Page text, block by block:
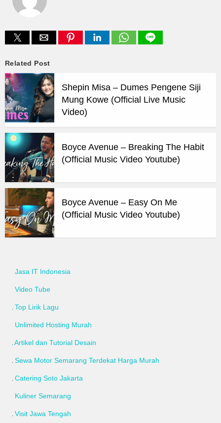
Related Post
Shepin Misa – Dumes Pengene Siji
Mung Kowe (Official Live Music
Video)
Boyce Avenue – Breaking The Habit
(Official Music Video Youtube)
Boyce Avenue – Easy On Me
(Official Music Video Youtube)
Jasa IT Indonesia
Video Tube
Top Lirik Lagu
Unlimited Hosting Murah
Artikel dan Tutorial Desain
Sewa Motor Semarang Terdekat Harga Murah
Catering Soto Jakarta
Kuliner Semarang
Visit Jawa Tengah